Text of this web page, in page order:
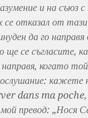
и на съюз с
се отказал от
да го
се съгласите,
когато
кажете
dans ma poche,
превод: „Нося